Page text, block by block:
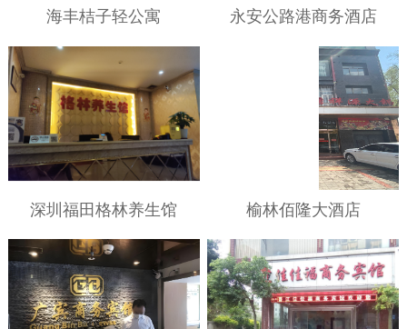
海丰桔子轻公寓 永安公路港商务酒店
深圳福田格林养生馆 榆林佰隆大酒店